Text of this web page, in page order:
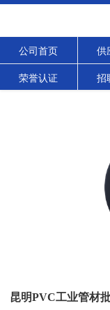
公司首页 供
荣誉认证 招
昆明PVC工业管材